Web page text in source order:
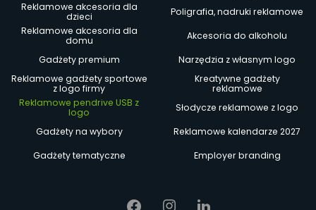
Reklamowe akcesoria dla
dzieci
Poligrafia, nadruki reklamowe
Reklamowe akcesoria dla
domu
Akcesoria do alkoholu
Gadżety premium
Narzędzia z własnym logo
Reklamowe gadżety sportowe
z logo firmy
Kreatywne gadżety
reklamowe
Reklamowe pendrive USB z
logo
Słodycze reklamowe z logo
Gadżety na wybory
Reklamowe kalendarze 2027
Gadżety tematyczne
Employer branding